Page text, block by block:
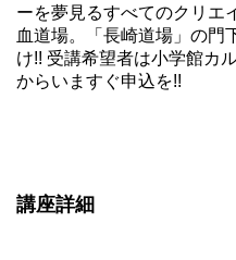
ーを夢見るすべてのクリエ
血道場。「長崎道場」の門
け!! 受講希望者は小学館カ
からいますぐ申込を!!
講座詳細